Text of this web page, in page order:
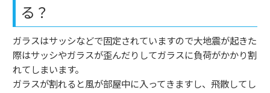
る？
ガラスはサッシなどで固定されていますので大地震が起きた
際はサッシやガラスが歪んだりしてガラスに負荷がかかり割
れてしまいます。
ガラスが割れると風が部屋中に入ってきますし、飛散してし